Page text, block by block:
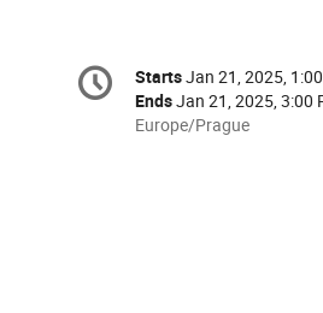
Conference
information
Date/Time
StartsJan 21, 2025,
EndsJan 21, 2025, 3:00
All
Europe/Prague